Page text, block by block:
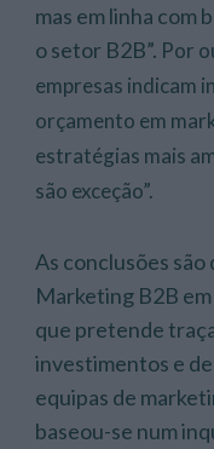
mas em linha com
o setor B2B”. Por
empresas indicam
orçamento em
estratégias mais
são exceção”.
As conclusões
Marketing B2B
que pretende
investimentos e
equipas de
baseou-se num